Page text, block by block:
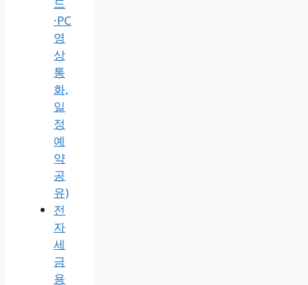
·PC
영
상
통
화,
일
정
예
약
공
유)
전
자
세
금
용